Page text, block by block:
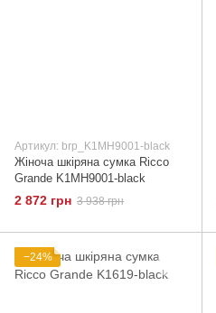
Артикул: brp_K1MH9001-black
Жіноча шкіряна сумка Ricco
Grande K1MH9001-black
2 872 грн 3 938 грн
−24%